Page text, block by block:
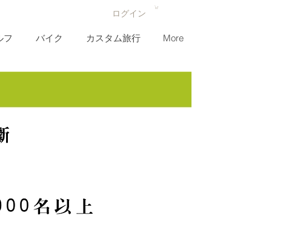
ログイン
フ バイク カスタム旅行 More